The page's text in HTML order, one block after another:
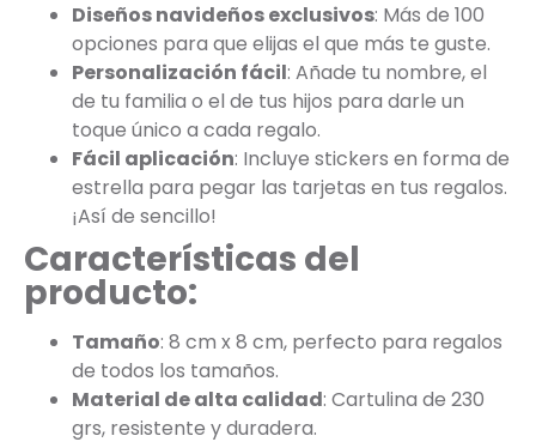
Diseños navideños exclusivos: Más de 100
opciones para que elijas el que más te guste.
Personalización fácil: Añade tu nombre, el
de tu familia o el de tus hijos para darle un
toque único a cada regalo.
Fácil aplicación: Incluye stickers en forma de
estrella para pegar las tarjetas en tus regalos.
¡Así de sencillo!
Características del
producto:
Tamaño: 8 cm x 8 cm, perfecto para regalos
de todos los tamaños.
Material de alta calidad: Cartulina de 230
grs, resistente y duradera.